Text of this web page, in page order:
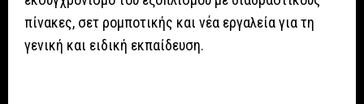
πίνακες, σετ ρομποτικής και νέα εργαλεία για τη
γενική και ειδική εκπαίδευση.